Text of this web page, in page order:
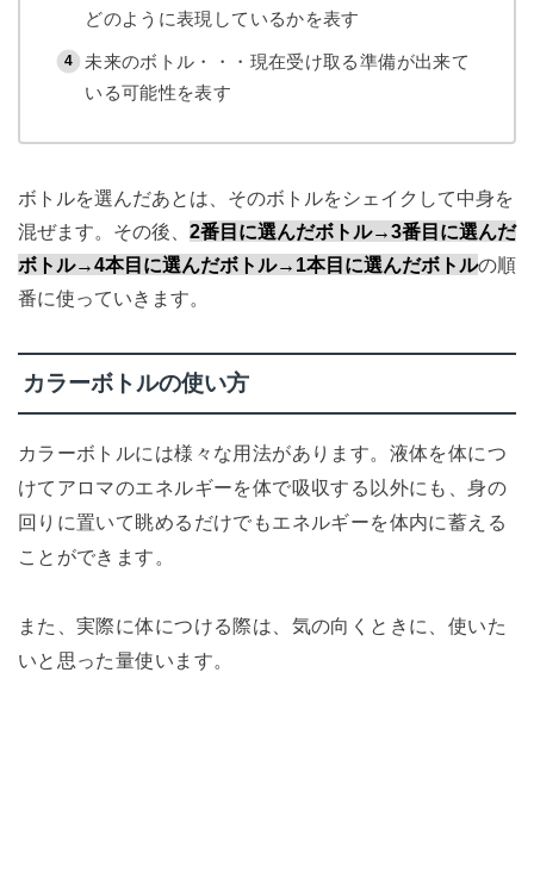
どのように表現しているかを表す
未来のボトル・・・現在受け取る準備が出来て
いる可能性を表す
ボトルを選んだあとは、そのボトルをシェイクして中身を
混ぜます。その後、 2番目に選んだボトル→3番目に選んだ
ボトル→4本目に選んだボトル→1本目に選んだボトルの順
番に使っていきます。
カラーボトルの使い方
カラーボトルには様々な用法があります。液体を体につ
けてアロマのエネルギーを体で吸収する以外にも、身の
回りに置いて眺めるだけでもエネルギーを体内に蓄える
ことができます。
また、実際に体につける際は、気の向くときに、使いた
いと思った量使います。